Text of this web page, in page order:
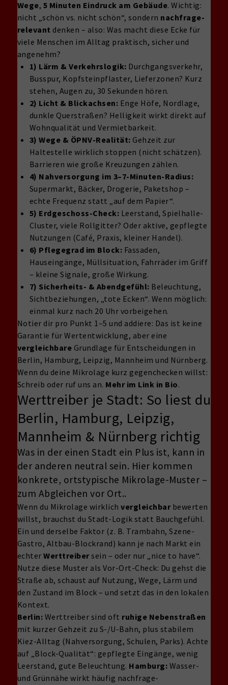
Wege, 5 Minuten Eindruck am Gebäude. Wichtig:
nicht „schön vs. nicht schön“, sondern nachfrage-
relevant denken – also: Was macht diese Ecke für
viele Menschen im Alltag praktisch, sicher und
angenehm?
1) Lärm & Verkehrslogik: Durchgangsverkehr,
Busspur, Kopfsteinpflaster, Lieferzonen? Kurz
stehen, Augen zu, 30 Sekunden hören.
2) Licht & Blickachsen: Enge Höfe, Nordlage,
dunkle Querstraßen? Helligkeit wirkt direkt auf
Wohnqualität und Vermietbarkeit.
3) Wege & ÖPNV-Realität: Gehzeit zur
Haltestelle wirklich stoppen (nicht schätzen).
Barrieren wie große Kreuzungen zählen.
4) Nahversorgung im 3–7-Minuten-Radius:
Supermarkt, Bäcker, Drogerie, Paketshop –
echte Frequenz statt „auf dem Papier“.
5) Erdgeschoss-Check: Leerstand, Spielhalle-
Cluster, viele Rollgitter? Oder aktive, gepflegte
Nutzungen (Café, Praxis, kleiner Handel).
6) Pflegegrad im Block: Fassaden,
Hauseingänge, Müllsituation, Fahrräder im Griff
– kleine Signale, große Wirkung.
7) Sicherheits- & Abendgefühl: Beleuchtung,
Sichtbeziehungen, „tote Ecken“. Wenn möglich:
einmal kurz nach 20 Uhr vorbeigehen.
Notier dir pro Punkt 1–5 und addiere: Das ist keine
Garantie für Wertentwicklung, aber eine
vergleichbare Grundlage für Entscheidungen in
Berlin, Hamburg, Leipzig, Mannheim und Nürnberg.
Wenn du deine Mikrolage kurz gegenchecken willst:
Schreib oder ruf uns an. Mehr im Link in Bio.
Werttreiber je Stadt: So liest du
Berlin, Hamburg, Leipzig,
Mannheim & Nürnberg richtig
Was in der einen Stadt ein Plus ist, kann in
der anderen neutral sein. Hier kommen
konkrete, ortstypische Mikrolage-Muster –
zum Abgleichen vor Ort..
Wenn du Mikrolage wirklichvergleichbarbewerten
willst, brauchst du Stadt-Logik statt Bauchgefühl.
Ein und derselbe Faktor (z. B. Trambahn, Szene-
Gastro, Altbau-Blockrand) kann je nach Markt ein
echterWerttreibersein – oder nur „nice to have“.
Nutze diese Muster als Vor-Ort-Check: Du gehst die
Straße ab, schaust auf Nutzung, Wege, Lärm und
den Zustand im Block – und setzt das in den lokalen
Kontext.
Berlin: Werttreiber sind oft ruhige Nebenstraßen
mit kurzer Gehzeit zu S-/U-Bahn, plus stabilem
Kiez-Alltag (Nahversorgung, Schulen, Parks). Achte
auf „Block-Qualität“: gepflegte Eingänge, wenig
Leerstand, gute Beleuchtung. Hamburg: Wasser-
und Grünnähe wirkt häufig nachfrage-